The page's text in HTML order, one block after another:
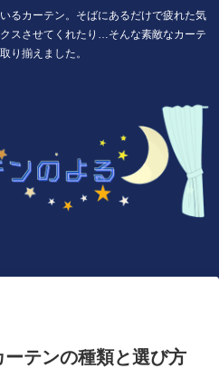
るカーテン。そばにあるだけで疲れた気
スさせてくれたり…そんな素敵なカーテ
り揃えました。
テンの種類と選び方